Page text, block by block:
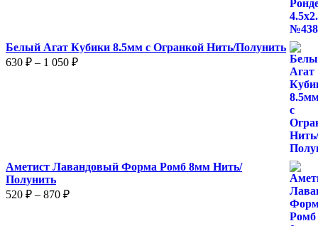
Белый Агат Кубики 8.5мм с Огранкой Нить/Полунить
630 ₽ – 1 050 ₽Диапазон
Аметист Лавандовый Форма Ромб 8мм Нить/
Полунить
520 ₽ – 870 ₽Диапазон